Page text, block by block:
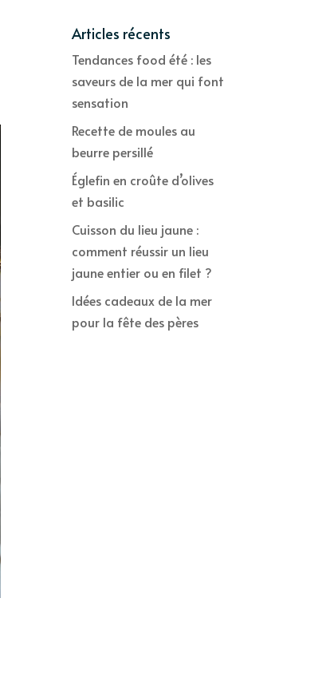
Articles récents
Tendances food été : les
saveurs de la mer qui font
sensation
Recette de moules au
beurre persillé
Églefin en croûte d’olives
et basilic
Cuisson du lieu jaune :
comment réussir un lieu
jaune entier ou en filet ?
Idées cadeaux de la mer
pour la fête des pères